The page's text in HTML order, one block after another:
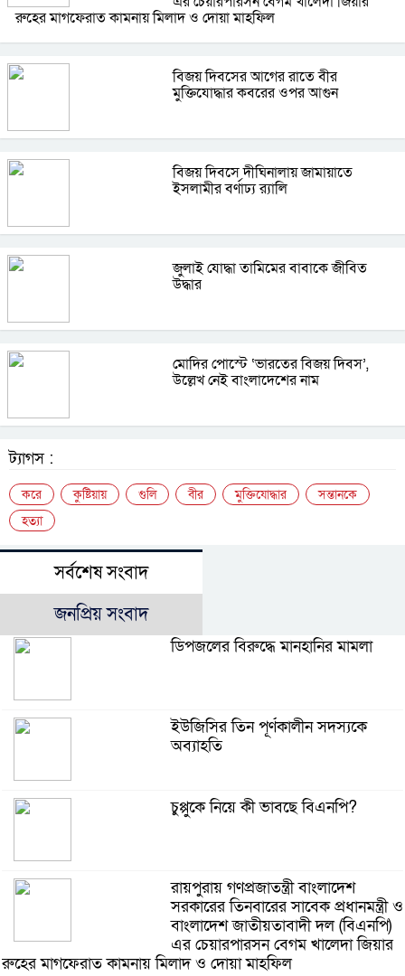
রুহের মাগফেরাত কামনায় মিলাদ ও দোয়া মাহফিল
বিজয় দিবসের আগের রাতে বীর
মুক্তিযোদ্ধার কবরের ওপর আগুন
বিজয় দিবসে দীঘিনালায় জামায়াতে
ইসলামীর বর্ণাঢ্য র‍্যালি
জুলাই যোদ্ধা তামিমের বাবাকে জীবিত
উদ্ধার
মোদির পোস্টে ‘ভারতের বিজয় দিবস’,
উল্লেখ নেই বাংলাদেশের নাম
ট্যাগস :
করে কুষ্টিয়ায় গুলি বীর মুক্তিযোদ্ধার
সন্তানকে
হত্যা
সর্বশেষ সংবাদ
জনপ্রিয় সংবাদ
ডিপজলের বিরুদ্ধে মানহানির মামলা
ইউজিসির তিন পূর্ণকালীন সদস্যকে
অব্যাহতি
চুপ্পুকে নিয়ে কী ভাবছে বিএনপি?
রায়পুরায় গণপ্রজাতন্ত্রী বাংলাদেশ
সরকারের তিনবারের সাবেক প্রধানমন্ত্রী ও
বাংলাদেশ জাতীয়তাবাদী দল (বিএনপি)
এর চেয়ারপারসন বেগম খালেদা জিয়ার
রুহের মাগফেরাত কামনায় মিলাদ ও দোয়া মাহফিল